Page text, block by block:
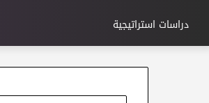
دراسات استراتيجية